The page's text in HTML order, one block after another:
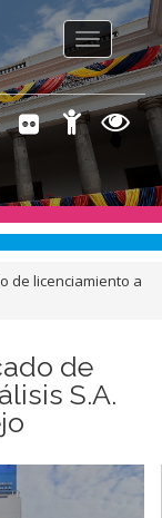
Toggle
de licenciamiento a
de
S.A.